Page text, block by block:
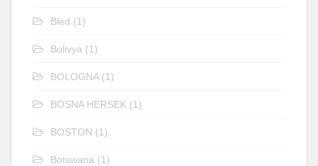
Bled (1)
Bolivya (1)
BOLOGNA(1)
BOSNA HERSEK (1)
BOSTON (1)
Botswana (1)